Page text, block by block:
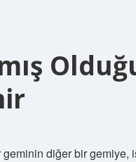
diğer bir gemiye,